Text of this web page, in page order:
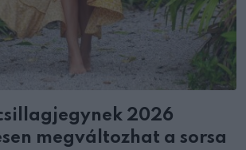
2026
megváltozhat a sorsa